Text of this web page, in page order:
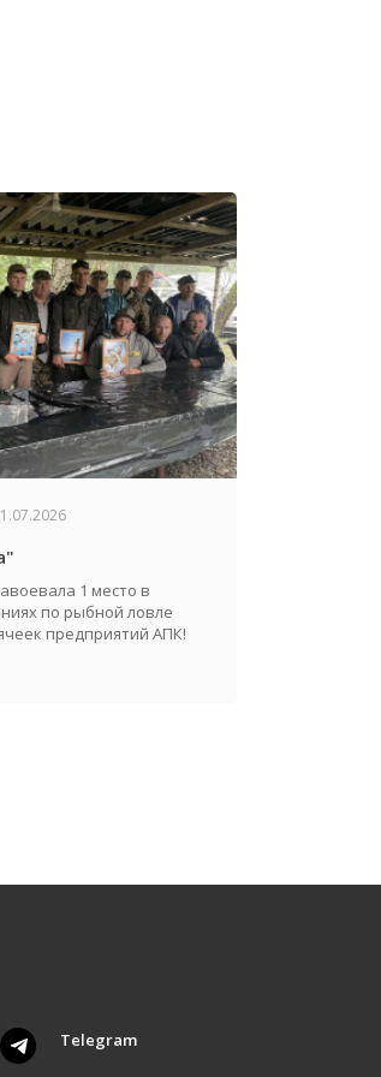
1 место в
по рыбной ловле
предприятий АПК!
Telegram